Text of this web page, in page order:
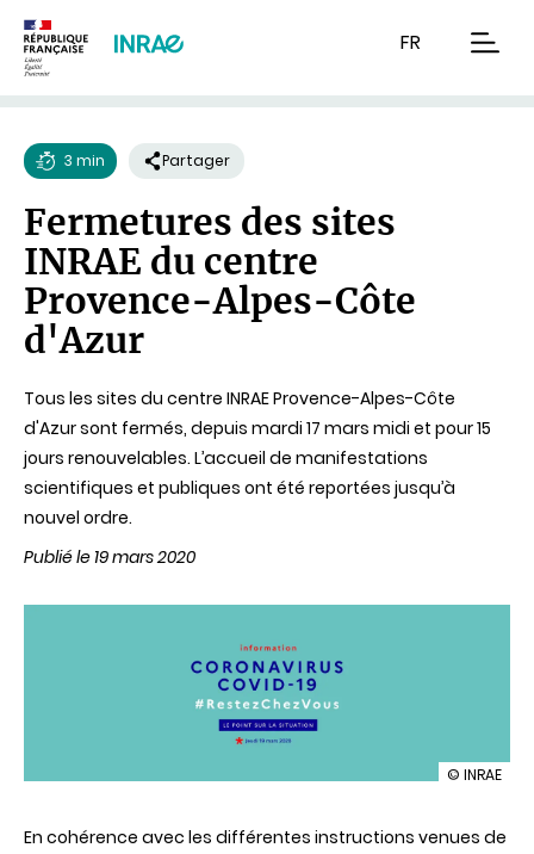
FR
de
lecture
3 min Partager
Fermetures des sites
INRAE du centre
Provence-Alpes-Côte
d'Azur
Tous les sites du centre INRAE Provence-Alpes-Côte
d'Azur sont fermés, depuis mardi 17 mars midi et pour 15
jours renouvelables. L’accueil de manifestations
scientifiques et publiques ont été reportées jusqu’à
nouvel ordre.
Publié le 19 mars 2020
illustration
sites
© INRAE
En cohérence avec les différentes instructions venues de